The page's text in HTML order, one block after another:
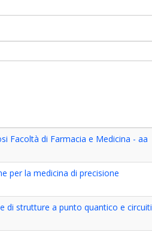
Facoltà di Farmacia e Medicina - aa
per la medicina di precisione
di strutture a punto quantico e circuiti